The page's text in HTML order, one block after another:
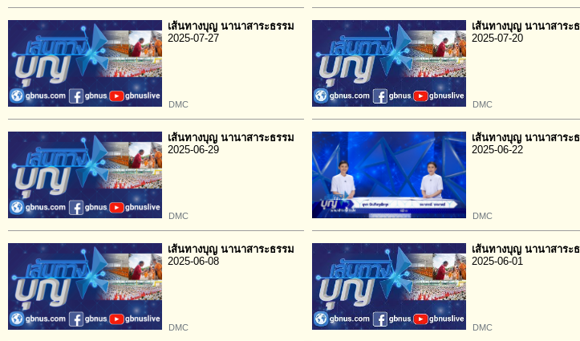
เส้นทางบุญ นานาสาระธรรม
2025-07-27
DMC
เส้นทางบุญ นานาสาระ
2025-07-20
DMC
เส้นทางบุญ นานาสาระธรรม
2025-06-29
DMC
เส้นทางบุญ นานาสาระ
2025-06-22
DMC
เส้นทางบุญ นานาสาระธรรม
2025-06-08
DMC
เส้นทางบุญ นานาสาระ
2025-06-01
DMC